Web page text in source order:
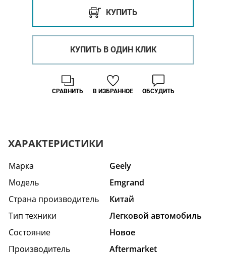
КУПИТЬ
КУПИТЬ В ОДИН КЛИК
В ИЗБРАННОЕ
СРАВНИТЬ ОБСУДИТЬ
ХАРАКТЕРИСТИКИ
Марка
Geely
Модель
Emgrand
Страна производитель
Китай
Тип техники
Легковой автомобиль
Состояние
Hовое
Производитель
Aftermarket